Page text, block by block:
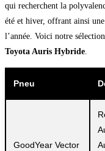
qui recherchent la
été et hiver, offrant ainsi
l’année. Voici notre
Toyota Auris Hybride.
Pneu
GoodYear Vector